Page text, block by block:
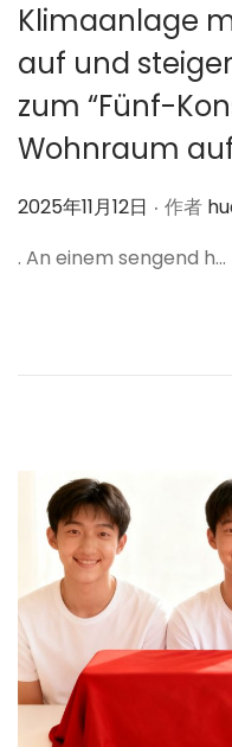
Klimaanlage
auf und
zum “Fünf-
Wohnraum
作
2025年11月12日 . 作者
. An einem sengend h…